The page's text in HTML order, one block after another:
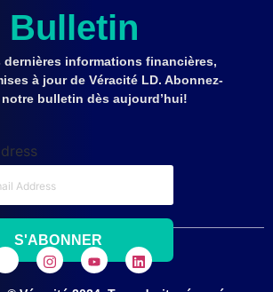
Bulletin
dernières informations financières,
à jour de Véracité LD. Abonnez-
bulletin dès aujourd’hui!
S'ABONNER